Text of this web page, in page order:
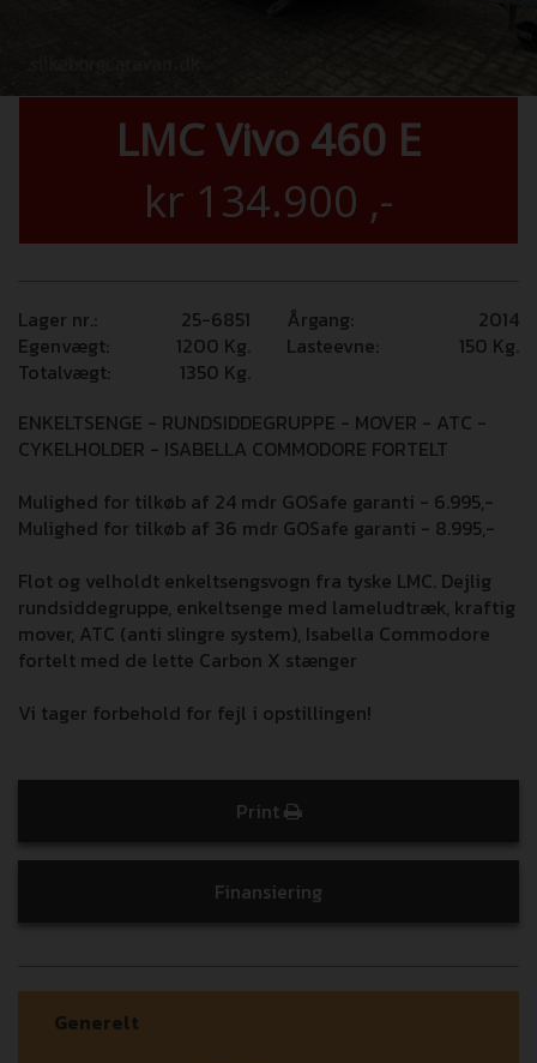
LMC Vivo 460 E
kr 134.900 ,-
Lager nr.: 25-6851 Årgang:
2014
Egenvægt:
1200 Kg. Lasteevne: 150 Kg.
Totalvægt:
1350 Kg.
ENKELTSENGE - RUNDSIDDEGRUPPE - MOVER - ATC -
CYKELHOLDER - ISABELLA COMMODORE FORTELT
Mulighed for tilkøb af 24 mdr GOSafe garanti - 6.995,-
Mulighed for tilkøb af 36 mdr GOSafe garanti - 8.995,-
Flot og velholdt enkeltsengsvogn fra tyske LMC. Dejlig
rundsiddegruppe, enkeltsenge med lameludtræk, kraftig
mover, ATC (anti slingre system), Isabella Commodore
fortelt med de lette Carbon X stænger
Vi tager forbehold for fejl i opstillingen!
Print
Finansiering
Generelt